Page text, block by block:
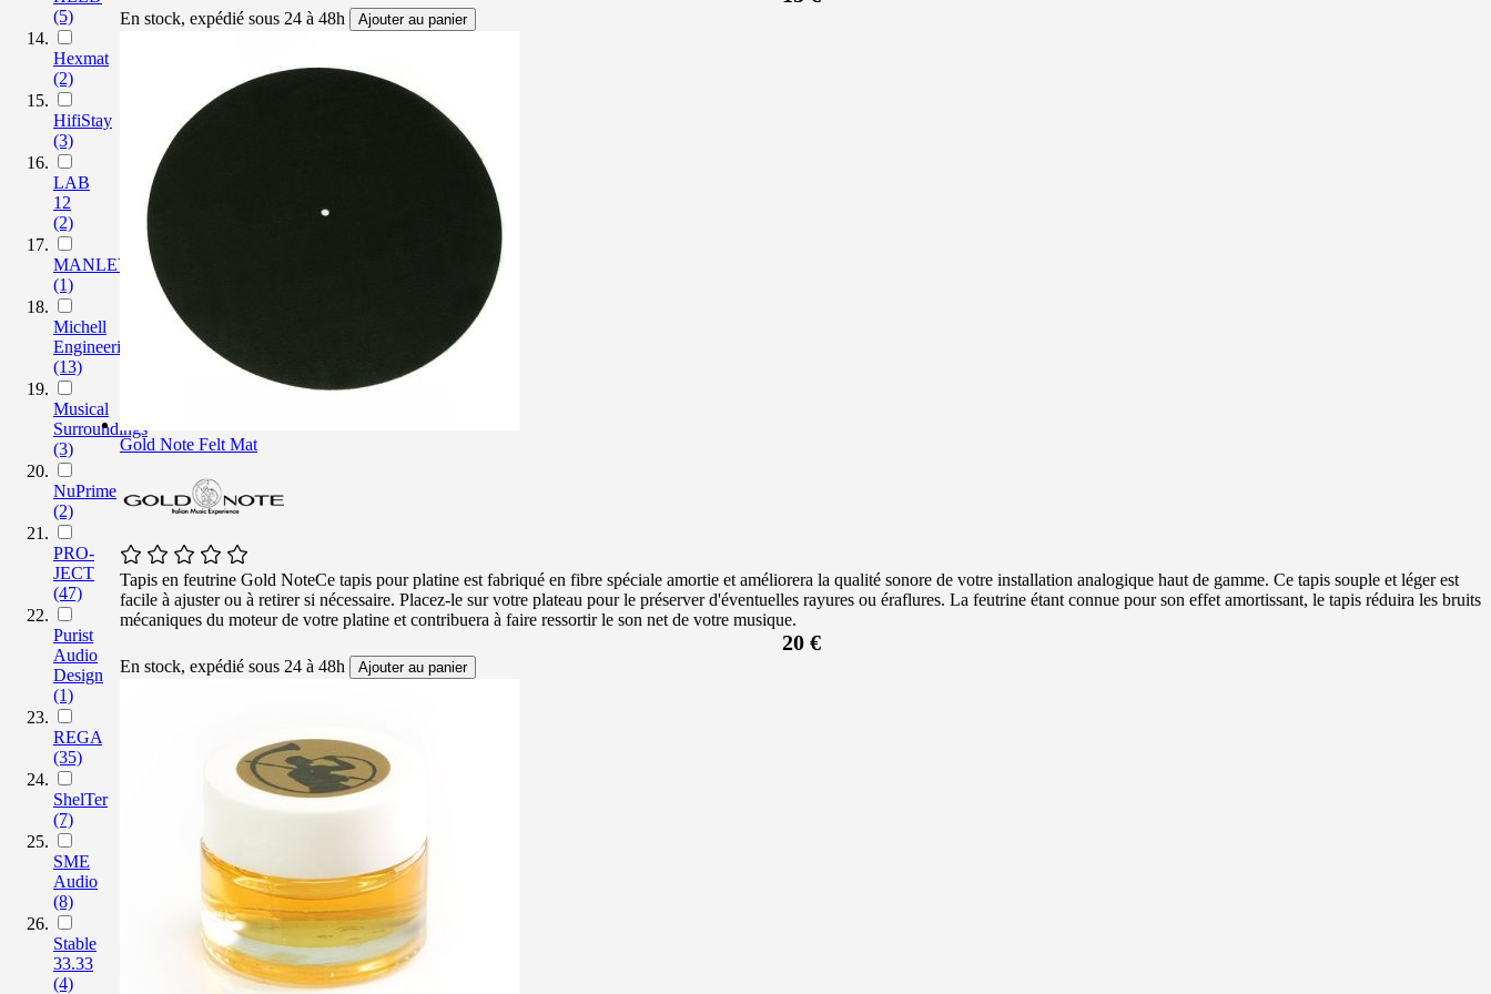
(5)
Hexmat
(2)
HifiStay
(3)
LAB
12
(2)
MANLEY
(1)
Michell
Engineering
(13)
Musical
Surroundings
(3)
NuPrime
(2)
PRO-
JECT
(47)
Purist
Audio
Design
(1)
REGA
(35)
ShelTer
(7)
SME
Audio
(8)
Stable
33.33
(4)
En stock, expédié sous 24 à 48h Ajouter au panier
Gold Note Felt Mat
Tapis en feutrine Gold NoteCe tapis pour platine est fabriqué en fibre spéciale amortie et améliorera la qualité sonore de votre installation analogique haut de gamme. Ce tapis souple et léger est
facile à ajuster ou à retirer si nécessaire. Placez-le sur votre plateau pour le préserver d'éventuelles rayures ou éraflures. La feutrine étant connue pour son effet amortissant, le tapis réduira les bruits
mécaniques du moteur de votre platine et contribuera à faire ressortir le son net de votre musique.
20 €
En stock, expédié sous 24 à 48h Ajouter au panier